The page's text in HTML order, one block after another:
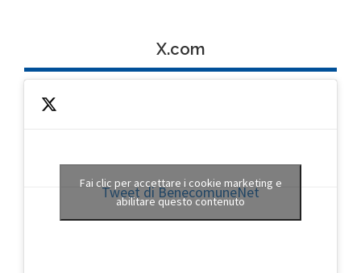
X.com
Tweet di BenecomuneNet
Fai clic per accettare i cookie marketing e
abilitare questo contenuto